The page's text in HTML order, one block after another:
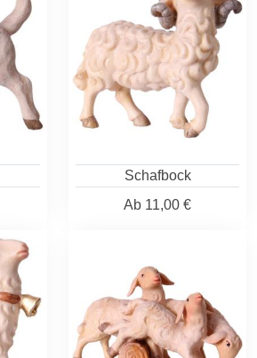
Schafbock
Ab 11,00 €